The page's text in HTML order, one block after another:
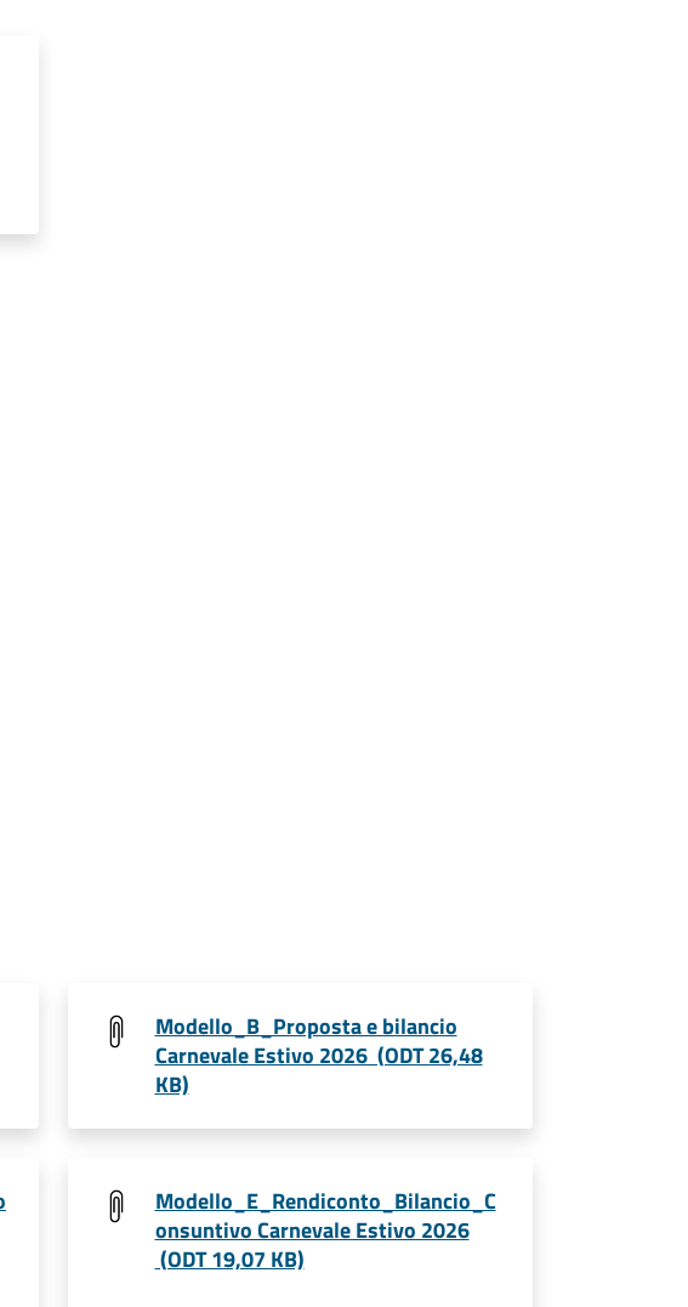
Modello_B_Proposta e bilancio
Carnevale Estivo 2026 (ODT 26,48
KB)
Modello_E_Rendiconto_Bilancio_C
onsuntivo Carnevale Estivo 2026
(ODT 19,07 KB)